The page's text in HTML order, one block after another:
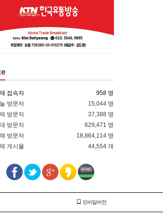
접속자
958 명
방문자
15,044 명
방문자
37,388 명
방문자
629,471 명
방문자
18,864,114 명
게시물
44,554 개
모바일버전